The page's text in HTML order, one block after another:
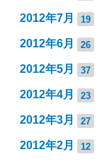
2012年7月 19
2012年6月 26
2012年5月 37
2012年4月 23
2012年3月 27
2012年2月 12